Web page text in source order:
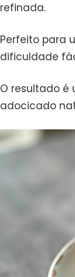
refinada.
Perfeito para
dificuldade
O resultado é
adocicado